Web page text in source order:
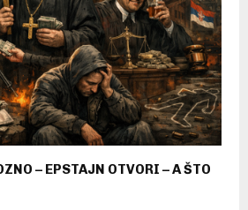
– EPSTAJN OTVORI – A ŠTO